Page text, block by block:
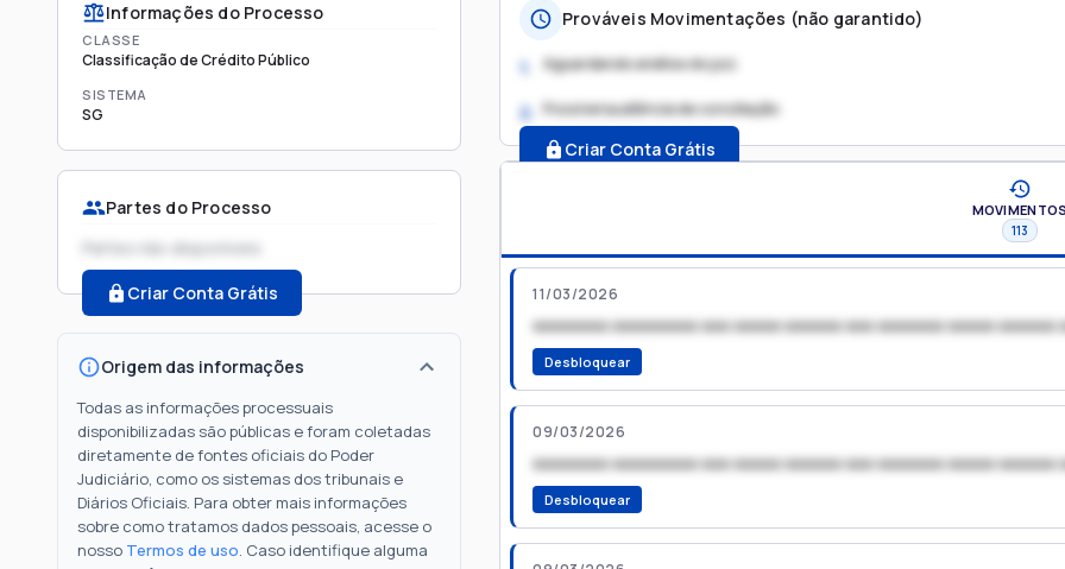
Informações do Processo
CLASSE
Classificação de Crédito Público
SISTEMA
SG
Partes do Processo
Partes não disponíveis
Criar Conta Grátis
Origem das informações
Todas as informações processuais
disponibilizadas são públicas e foram coletadas
diretamente de fontes oficiais do Poder
Judiciário, como os sistemas dos tribunais e
Diários Oficiais. Para obter mais informações
sobre como tratamos dados pessoais, acesse o
nosso Termos de uso. Caso identifique alguma
Prováveis Movimentações (não garantido)
1. Aguardando análise do juiz
2. Possível audiência de conciliação
Criar Conta Grátis
MOVIMENTOS
113
11/03/2026
xxxxxxxx xxxxxxxxx xxx xxxxx xxxxxx xxx xxxxxxx xxxxx xxxxxx
Desbloquear
09/03/2026
xxxxxxxx xxxxxxxxx xxx xxxxx xxxxxx xxx xxxxxxx xxxxx xxxxxx
Desbloquear